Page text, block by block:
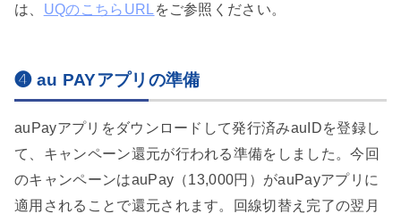
は、 UQのこちらURL をご参照ください。
❹ au PAYアプリの準備
auPayアプリをダウンロードして発行済みauIDを登録し
て、キャンペーン還元が行われる準備をしました。今回
のキャンペーンはauPay（13,000円）がauPayアプリに
適用されることで還元されます。回線切替え完了の翌月